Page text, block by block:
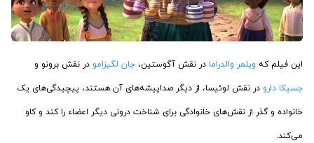
این فیلم که ویلمر والدراما در نقش آگوستین، جان لگیزامو در نقش برونو و
جسیکا دارو در نقش لوئیسا، از دیگر صداپیشه‌های آن هستند، پیچیدگی‌های یک
خانواده و گذر از نقش‌های خانوادگی برای شناخت درونی دیگر اعضاء را کند و کاو
می‌کند.